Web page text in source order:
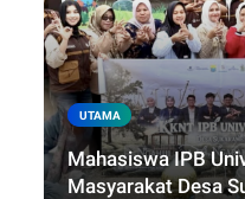
UTAMA
Mahasiswa IPB
Masyarakat Desa